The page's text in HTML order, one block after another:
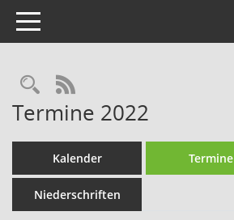
Toggle navigation
Rechercheauswahl
RSS-Feed
Termine 2022
Kalender Termine
Niederschriften